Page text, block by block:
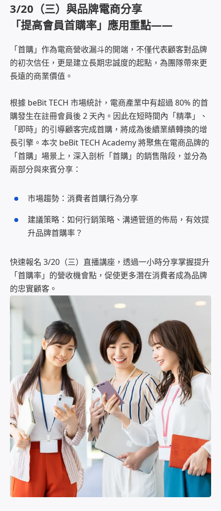
3/20（三）與品牌電商分享
「提高會員首購率」應用重點——
「首購」作為電商營收漏斗的開端，不僅代表顧客對品牌
的初次信任，更是建立長期忠誠度的起點，為團隊帶來更
長遠的商業價值。
根據 beBit TECH 市場統計，電商產業中有超過 80% 的首
購發生在註冊會員後 2 天內。因此在短時間內「精準」、
「即時」的引導顧客完成首購，將成為後續業績轉換的增
長引擎。本次 beBit TECH Academy 將聚焦在電商品牌的
「首購」場景上，深入剖析「首購」的銷售階段，並分為
兩部分與來賓分享：
市場趨勢：消費者首購行為分享
建議策略：如何行銷策略、溝通管道的佈局，有效提
升品牌首購率？
快速報名 3/20（三）直播講座，透過一小時分享掌握提升
「首購率」的營收機會點， 促使更多潛在消費者成為品牌
的忠實顧客。